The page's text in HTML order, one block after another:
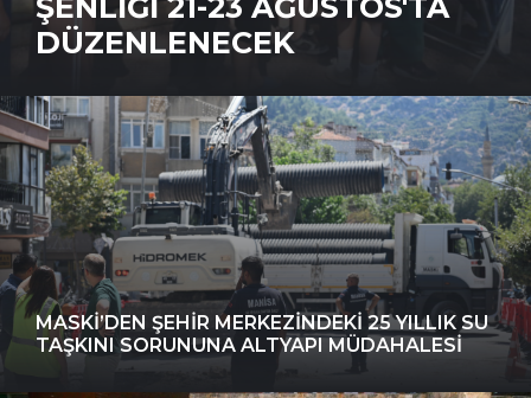
ŞENLIĞI 21-23 AĞUSTOS'TA
DÜZENLENECEK
MASKİ’DEN ŞEHIR MERKEZINDEKI 25 YILLIK SU
TAŞKINI SORUNUNA ALTYAPI MÜDAHALESI